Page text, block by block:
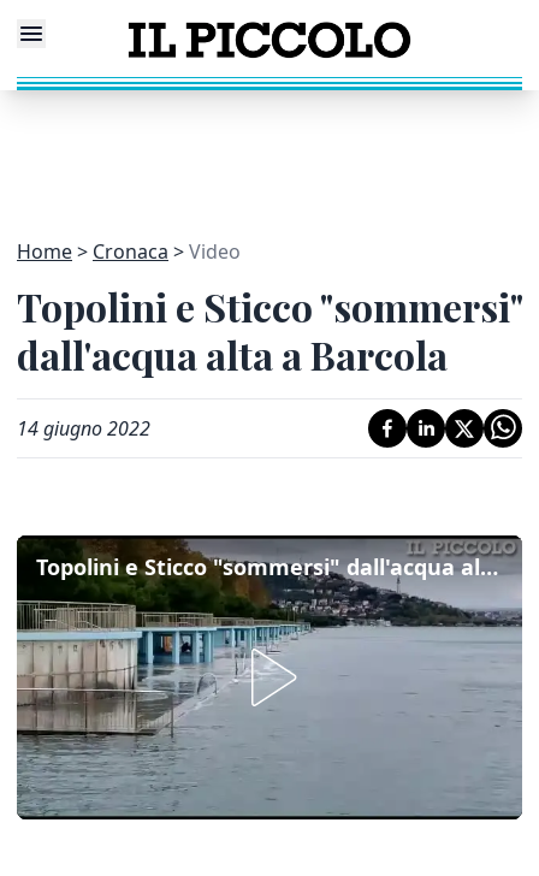
Home Cronaca Video
Topolini e Sticco "sommersi"
dall'acqua alta a Barcola
14 giugno 2022
Topolini e Sticco "sommersi" dall'acqua alta a Barcola